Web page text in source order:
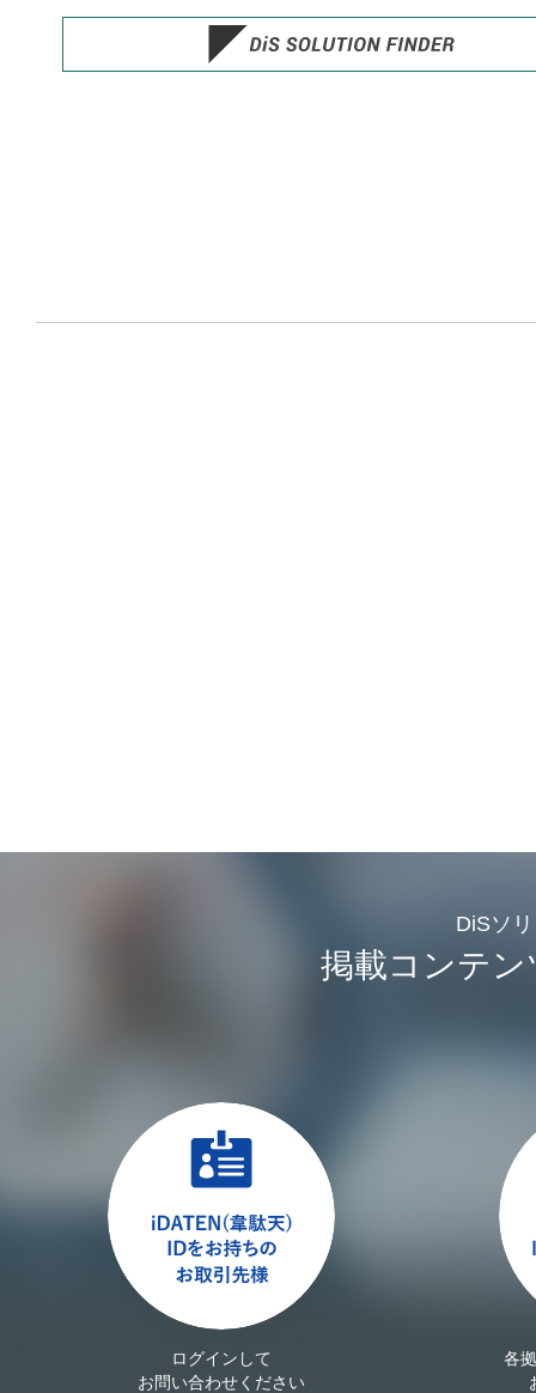
DiSソ
掲載コンテ
ログインして
お問い合わせください
各